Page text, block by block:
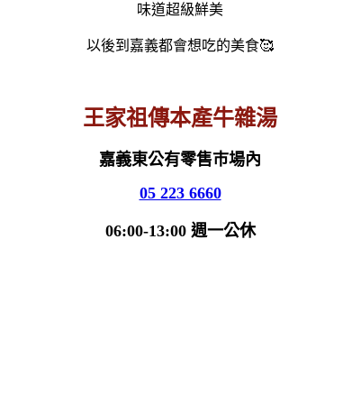
味道超級鮮美
以後到嘉義都會想吃的美食🥰
王家祖傳本產牛雜湯
嘉義東公有零售巿場內
05 223 6660
06:00-13:00 週一公休